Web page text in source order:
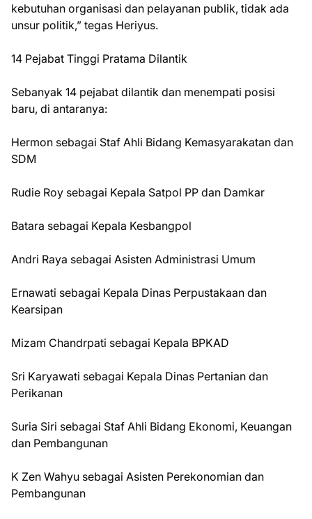
kebutuhan organisasi dan pelayanan publik, tidak ada
unsur politik,” tegas Heriyus.
14 Pejabat Tinggi Pratama Dilantik
Sebanyak 14 pejabat dilantik dan menempati posisi
baru, di antaranya:
Hermon sebagai Staf Ahli Bidang Kemasyarakatan dan
SDM
Rudie Roy sebagai Kepala Satpol PP dan Damkar
Batara sebagai Kepala Kesbangpol
Andri Raya sebagai Asisten Administrasi Umum
Ernawati sebagai Kepala Dinas Perpustakaan dan
Kearsipan
Mizam Chandrpati sebagai Kepala BPKAD
Sri Karyawati sebagai Kepala Dinas Pertanian dan
Perikanan
Suria Siri sebagai Staf Ahli Bidang Ekonomi, Keuangan
dan Pembangunan
K Zen Wahyu sebagai Asisten Perekonomian dan
Pembangunan